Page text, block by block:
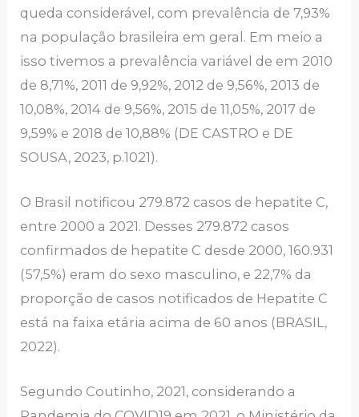
queda considerável, com prevalência de 7,93%
na população brasileira em geral. Em meio a
isso tivemos a prevalência variável de em 2010
de 8,71%, 2011 de 9,92%, 2012 de 9,56%, 2013 de
10,08%, 2014 de 9,56%, 2015 de 11,05%, 2017 de
9,59% e 2018 de 10,88% (DE CASTRO e DE
SOUSA, 2023, p.1021).
O Brasil notificou 279.872 casos de hepatite C,
entre 2000 a 2021. Desses 279.872 casos
confirmados de hepatite C desde 2000, 160.931
(57,5%) eram do sexo masculino, e 22,7% da
proporção de casos notificados de Hepatite C
está na faixa etária acima de 60 anos (BRASIL,
2022).
Segundo Coutinho, 2021, considerando a